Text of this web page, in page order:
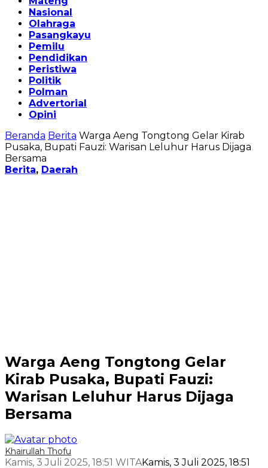
Nasional
Olahraga
Pasangkayu
Pemilu
Pendidikan
Peristiwa
Politik
Polman
Advertorial
Opini
Beranda Berita Warga Aeng Tongtong Gelar Kirab
Pusaka, Bupati Fauzi: Warisan Leluhur Harus Dijaga
Bersama
Berita, Daerah
Warga Aeng Tongtong Gelar
Kirab Pusaka, Bupati Fauzi:
Warisan Leluhur Harus Dijaga
Bersama
Khairullah Thofu
Kamis, 3 Juli 2025, 18:51 WITAKamis, 3 Juli 2025, 18:51